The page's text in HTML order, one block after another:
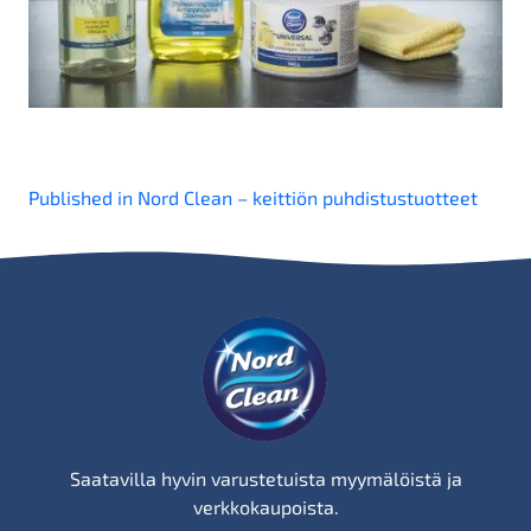
Artikkelien
selaus
Published in Nord Clean – keittiön puhdistustuotteet
Saatavilla hyvin varustetuista myymälöistä ja
verkkokaupoista.